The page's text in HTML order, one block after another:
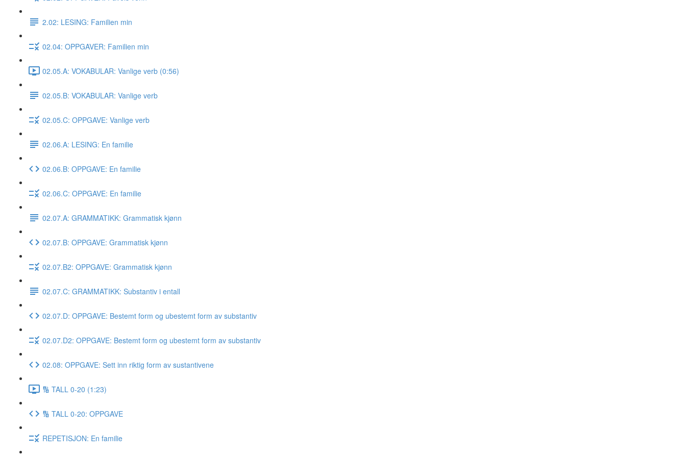
2.02: LESING: Familien min
02.04: OPPGAVER: Familien min
02.05.A: VOKABULAR: Vanlige verb (0:56)
02.05.B: VOKABULAR: Vanlige verb
02.05.C: OPPGAVE: Vanlige verb
02.06.A: LESING: En familie
02.06.B: OPPGAVE: En familie
02.06.C: OPPGAVE: En familie
02.07.A: GRAMMATIKK: Grammatisk kjønn
02.07.B: OPPGAVE: Grammatisk kjønn
02.07.B2: OPPGAVE: Grammatisk kjønn
02.07.C: GRAMMATIKK: Substantiv i entall
02.07.D: OPPGAVE: Bestemt form og ubestemt form av substantiv
02.07.D2: OPPGAVE: Bestemt form og ubestemt form av substantiv
02.08: OPPGAVE: Sett inn riktig form av sustantivene
🔢 TALL 0-20 (1:23)
🔢 TALL 0-20: OPPGAVE
REPETISJON: En familie